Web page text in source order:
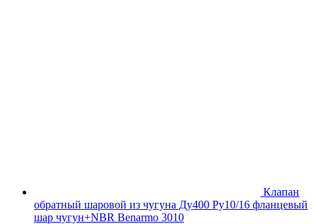
Клапан
обратный шаровой из чугуна Ду400 Ру10/16 фланцевый
шар чугун+NBR Benarmo 3010